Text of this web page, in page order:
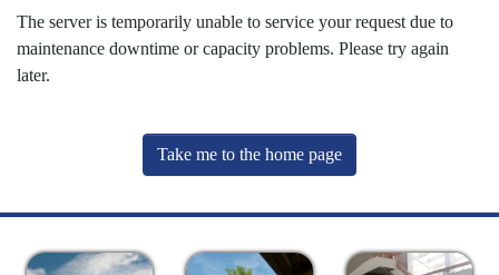
The server is temporarily unable to service your request due to
maintenance downtime or capacity problems. Please try again
later.
Take me to the home page